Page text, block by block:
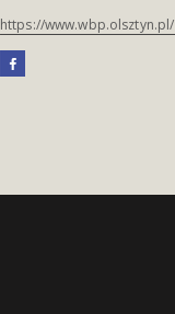
https://www.wbp.olsztyn.pl/